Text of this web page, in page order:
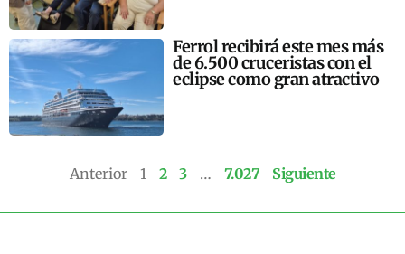
Ferrol recibirá este mes más
de 6.500 cruceristas con el
eclipse como gran atractivo
Anterior 1 2 3 … 7.027 Siguiente